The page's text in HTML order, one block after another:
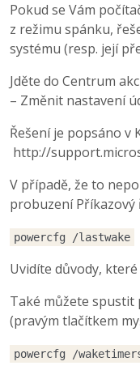
Pokud se Vám
z režimu spánku,
systému (resp. její
Jděte do Centrum
– Změnit nastavení
Řešení je popsáno v
http://
V případě, že to
probuzení Příkazový
powercfg /lastwake
Uvidíte důvody,
Také můžete spustit
(pravým tlačítkem
powercfg /